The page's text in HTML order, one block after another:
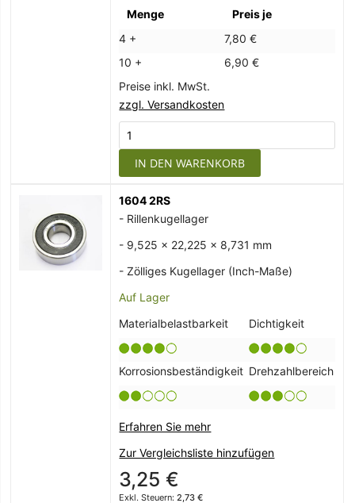
Menge
Preis je
4 +
7,80 €
10 +
6,90 €
Preise inkl. MwSt.
zzgl. Versandkosten
IN DEN WARENKORB
1604 2RS
- Rillenkugellager
- 9,525 x 22,225 x 8,731 mm
- Zölliges Kugellager (Inch-Maße)
Auf Lager
Materialbelastbarkeit
Dichtigkeit
Korrosionsbeständigkeit Drehzahlbereich
Erfahren Sie mehr
Zur Vergleichsliste hinzufügen
3,25 €
2,73 €